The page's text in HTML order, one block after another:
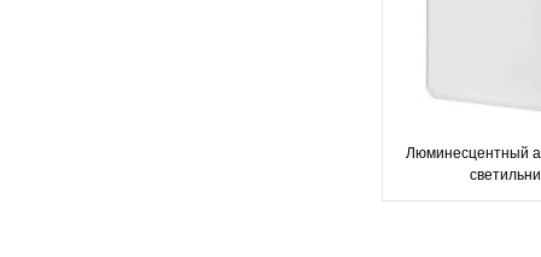
Люминесцентный
2х18/1х18/2х11/